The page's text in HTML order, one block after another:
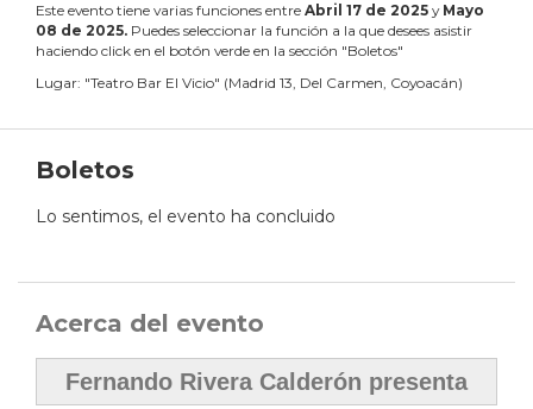
Este evento tiene varias funciones entre Abril 17 de 2025 y Mayo
08 de 2025. Puedes seleccionar la función a la que desees asistir
haciendo click en el botón verde en la sección "Boletos"
Lugar: "Teatro Bar El Vicio" (Madrid 13, Del Carmen, Coyoacán)
Boletos
Lo sentimos, el evento ha concluido
Acerca del evento
Fernando Rivera Calderón presenta